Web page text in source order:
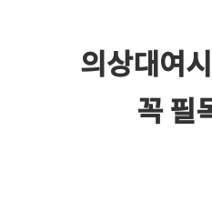
의상대여
꼭 필